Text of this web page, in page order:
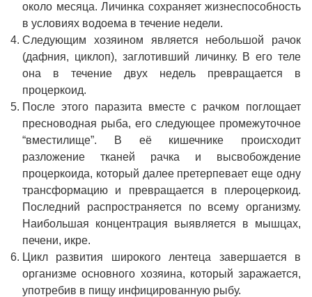
около месяца. Личинка сохраняет жизнеспособность
в условиях водоема в течение недели.
Следующим хозяином является небольшой рачок
(дафния, циклоп), заглотивший личинку. В его теле
она в течение двух недель превращается в
процеркоид.
После этого паразита вместе с рачком поглощает
пресноводная рыба, его следующее промежуточное
“вместилище”. В её кишечнике происходит
разложение тканей рачка и высвобождение
процеркоида, который далее претерпевает еще одну
трансформацию и превращается в плероцеркоид.
Последний распространяется по всему организму.
Наибольшая концентрация выявляется в мышцах,
печени, икре.
Цикл развития широкого лентеца завершается в
организме основного хозяина, который заражается,
употребив в пищу инфицированную рыбу.